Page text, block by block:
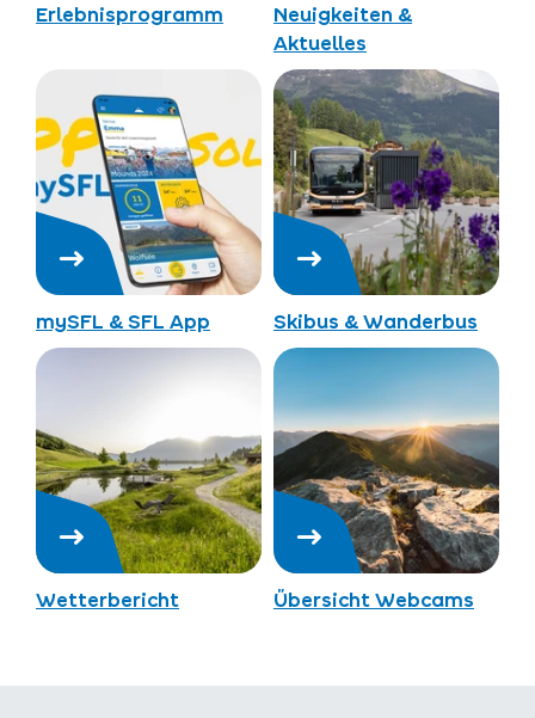
Erlebnisprogramm
Neuigkeiten &
Aktuelles
mySFL & SFL App Skibus & Wanderbus
Wetterbericht Übersicht Webcams